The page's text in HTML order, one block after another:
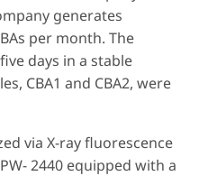
generates
per month. The
days in a stable
CBA1 and CBA2, were
via X-ray fluorescence
2440 equipped with a